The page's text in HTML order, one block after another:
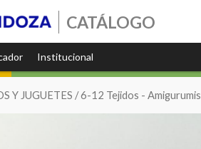
CATÁLOGO
Institucional
Y JUGUETES /6-12 Tejidos - Amigurumis